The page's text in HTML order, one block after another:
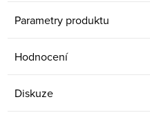
Parametry produktu
Hodnocení
Diskuze